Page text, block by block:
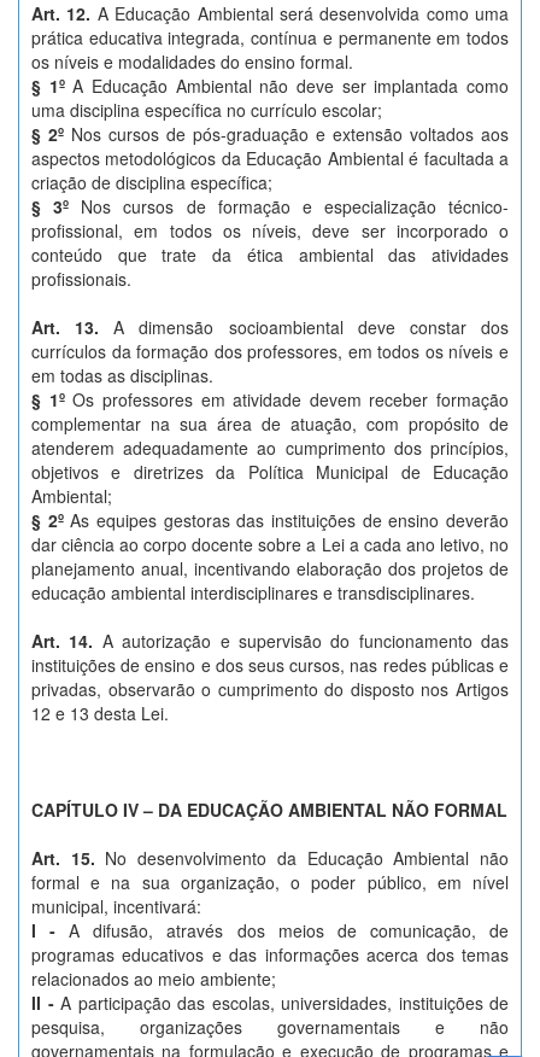
Art. 12. A Educação Ambiental será desenvolvida como uma
prática educativa integrada, contínua e permanente em todos
os níveis e modalidades do ensino formal.
§ 1ºA Educação Ambiental não deve ser implantada como
uma disciplina específica no currículo escolar;
§ 2º Nos cursos de pós-graduação e extensão voltados aos
aspectos metodológicos da Educação Ambiental é facultada a
criação de disciplina específica;
§ 3º Nos cursos de formação e especialização técnico-
profissional, em todos os níveis, deve ser incorporado o
conteúdo que trate da ética ambiental das atividades
profissionais.
Art. 13. A dimensão socioambiental deve constar dos
currículos da formação dos professores, em todos os níveis e
em todas as disciplinas.
§ 1ºOs professores em atividade devem receber formação
complementar na sua área de atuação, com propósito de
atenderem adequadamente ao cumprimento dos princípios,
objetivos e diretrizes da Política Municipal de Educação
Ambiental;
§ 2ºAs equipes gestoras das instituições de ensino deverão
dar ciência ao corpo docente sobre a Lei a cada ano letivo, no
planejamento anual, incentivando elaboração dos projetos de
educação ambiental interdisciplinares e transdisciplinares.
Art. 14. A autorização e supervisão do funcionamento das
instituições de ensino e dos seus cursos, nas redes públicas e
privadas, observarão o cumprimento do disposto nos Artigos
12 e 13 desta Lei.
CAPÍTULO IV – DA EDUCAÇÃO AMBIENTAL NÃO FORMAL
Art. 15. No desenvolvimento da Educação Ambiental não
formal e na sua organização, o poder público, em nível
municipal, incentivará:
I -A difusão, através dos meios de comunicação, de
programas educativos e das informações acerca dos temas
relacionados ao meio ambiente;
II - A participação das escolas, universidades, instituições de
pesquisa, organizações governamentais e não
governamentais na formulação e execução de programas e